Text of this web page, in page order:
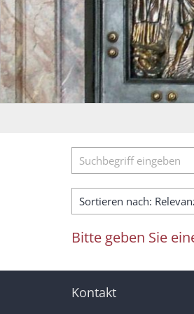
Suche
Bitte geben Sie
Kontakt